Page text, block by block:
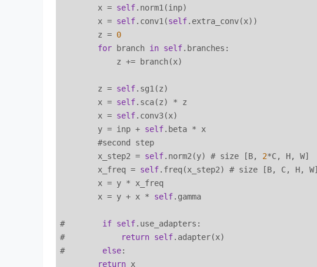
        x =
self.norm1(inp)
        x =
self.conv1(self.extra_conv(x))
        z =
0
for branch in self.branches:
            z += branch(x)
        z =
self.sg1(z)
        x =
self.sca(z) * z
        x =
self.conv3(x)
        y = inp +
self.beta * x
        #second step
        x_step2 =
self.norm2(y) # size [B, 2*C, H, W]
        x_freq =
self.freq(x_step2) # size [B, C, H, W]
        x = y * x_freq
        x = y + x *
self.gamma
# if self.use_adapters:
#
return self.adapter(x)
# else:
return